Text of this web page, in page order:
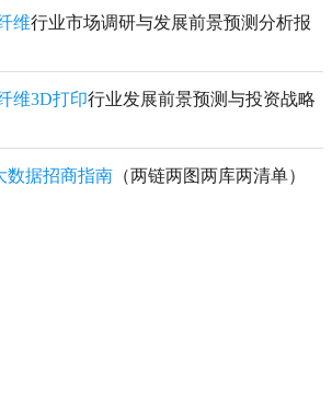
维行业市场调研与发展前景预测分析报
维3D打印行业发展前景预测与投资战略
数据招商指南 （两链两图两库两清单）